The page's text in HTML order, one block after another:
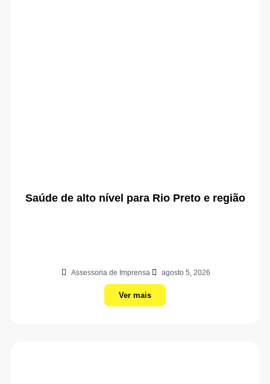
Saúde de alto nível para Rio Preto e região
Assessoria de Imprensa agosto 5, 2026
Ver mais